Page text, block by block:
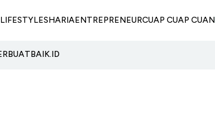
LIFESTYLESHARIAENTREPRENEURCUAP CUAP CUAN